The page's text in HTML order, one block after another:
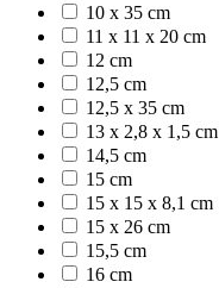
10 x 35 cm
11 x 11 x 20 cm
12 cm
12,5 cm
12,5 x 35 cm
13 x 2,8 x 1,5 cm
14,5 cm
15 cm
15 x 15 x 8,1 cm
15 x 26 cm
15,5 cm
16 cm